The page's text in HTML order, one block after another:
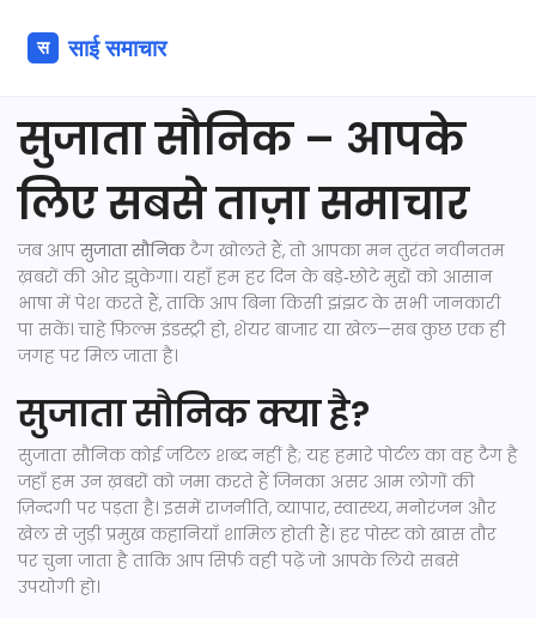
सुजाता सौनिक – आपके
लिए सबसे ताज़ा समाचार
जब आपसुजाता सौनिकटैग खोलते हैं, तो आपका मन तुरंत नवीनतम
ख़बरों की ओर झुकेगा। यहाँ हम हर दिन के बड़े‑छोटे मुद्दों को आसान
भाषा में पेश करते हैं, ताकि आप बिना किसी झंझट के सभी जानकारी
पा सकें। चाहे फ़िल्म इंडस्ट्री हो, शेयर बाजार या खेल—सब कुछ एक ही
जगह पर मिल जाता है।
सुजाता सौनिक क्या है?
सुजाता सौनिक कोई जटिल शब्द नहीं है; यह हमारे पोर्टल का वह टैग है
जहाँ हम उन ख़बरों को जमा करते हैं जिनका असर आम लोगों की
ज़िन्दगी पर पड़ता है। इसमें राजनीति, व्यापार, स्वास्थ्य, मनोरंजन और
खेल से जुड़ी प्रमुख कहानियाँ शामिल होती हैं। हर पोस्ट को खास तौर
पर चुना जाता है ताकि आप सिर्फ़ वही पढ़ें जो आपके लिये सबसे
उपयोगी हो।